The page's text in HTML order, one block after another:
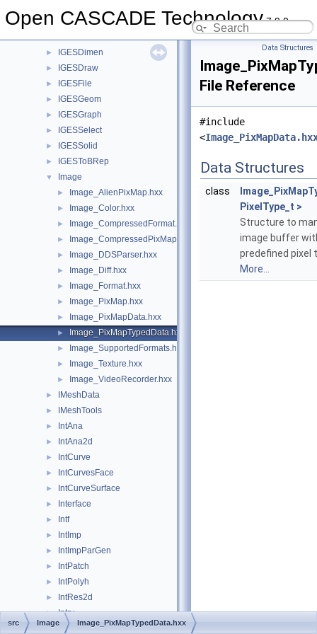
Open CASCADE Technology7.9.0
IGESData
► IGESDimen
► IGESDraw
► IGESFile
► IGESGeom
► IGESGraph
► IGESSelect
► IGESSolid
► IGESToBRep
▼ Image
► Image_AlienPixMap.hxx
► Image_Color.hxx
► Image_CompressedFormat.hxx
► Image_CompressedPixMap.hxx
► Image_DDSParser.hxx
► Image_Diff.hxx
► Image_Format.hxx
► Image_PixMap.hxx
► Image_PixMapData.hxx
► Image_PixMapTypedData.hxx
► Image_SupportedFormats.hxx
► Image_Texture.hxx
► Image_VideoRecorder.hxx
► IMeshData
► IMeshTools
► IntAna
► IntAna2d
► IntCurve
► IntCurvesFace
► IntCurveSurface
► Interface
► Intf
► IntImp
► IntImpParGen
► IntPatch
► IntPolyh
► IntRes2d
► Intrv
► IntStart
Data Structures
File Reference
#include
<
Data Structures
class
PixelType_t >
Structure to
image buffer
predefined pixel
More...
src Image Image_PixMapTypedData.hxx